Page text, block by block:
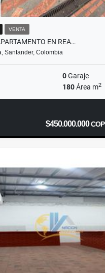
VENTA
EN REA…
Santander, Colombia
0Garaje
180Área m2
$450.000.000COP